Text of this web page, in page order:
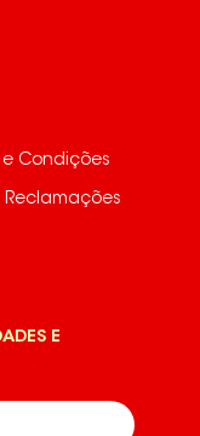
e Condições
Reclamações
E